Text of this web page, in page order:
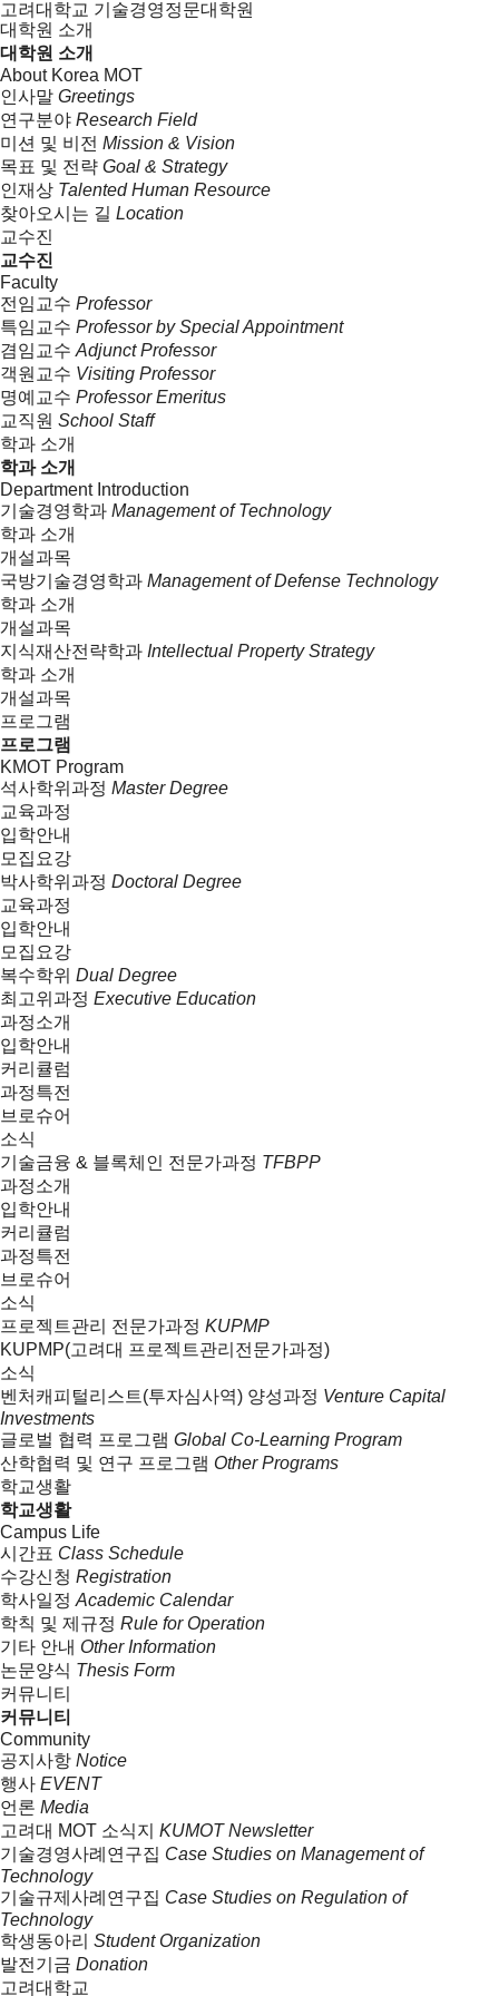
고려대학교 기술경영정문대학원
대학원 소개
대학원 소개
About Korea MOT
인사말 Greetings
연구분야 Research Field
미션 및 비전 Mission & Vision
목표 및 전략 Goal & Strategy
인재상 Talented Human Resource
찾아오시는 길 Location
교수진
교수진
Faculty
전임교수 Professor
특임교수 Professor by Special Appointment
겸임교수 Adjunct Professor
객원교수 Visiting Professor
명예교수 Professor Emeritus
교직원 School Staff
학과 소개
학과 소개
Department Introduction
기술경영학과 Management of Technology
학과 소개
개설과목
국방기술경영학과 Management of Defense Technology
학과 소개
개설과목
지식재산전략학과 Intellectual Property Strategy
학과 소개
개설과목
프로그램
프로그램
KMOT Program
석사학위과정 Master Degree
교육과정
입학안내
모집요강
박사학위과정 Doctoral Degree
교육과정
입학안내
모집요강
복수학위 Dual Degree
최고위과정 Executive Education
과정소개
입학안내
커리큘럼
과정특전
브로슈어
소식
기술금융 & 블록체인 전문가과정 TFBPP
과정소개
입학안내
커리큘럼
과정특전
브로슈어
소식
프로젝트관리 전문가과정 KUPMP
KUPMP(고려대 프로젝트관리전문가과정)
소식
벤처캐피털리스트(투자심사역) 양성과정 Venture Capital
Investments
글로벌 협력 프로그램 Global Co-Learning Program
산학협력 및 연구 프로그램 Other Programs
학교생활
학교생활
Campus Life
시간표 Class Schedule
수강신청 Registration
학사일정 Academic Calendar
학칙 및 제규정 Rule for Operation
기타 안내 Other Information
논문양식 Thesis Form
커뮤니티
커뮤니티
Community
공지사항 Notice
행사 EVENT
언론 Media
고려대 MOT 소식지 KUMOT Newsletter
기술경영사례연구집 Case Studies on Management of
Technology
기술규제사례연구집 Case Studies on Regulation of
Technology
학생동아리 Student Organization
발전기금 Donation
고려대학교